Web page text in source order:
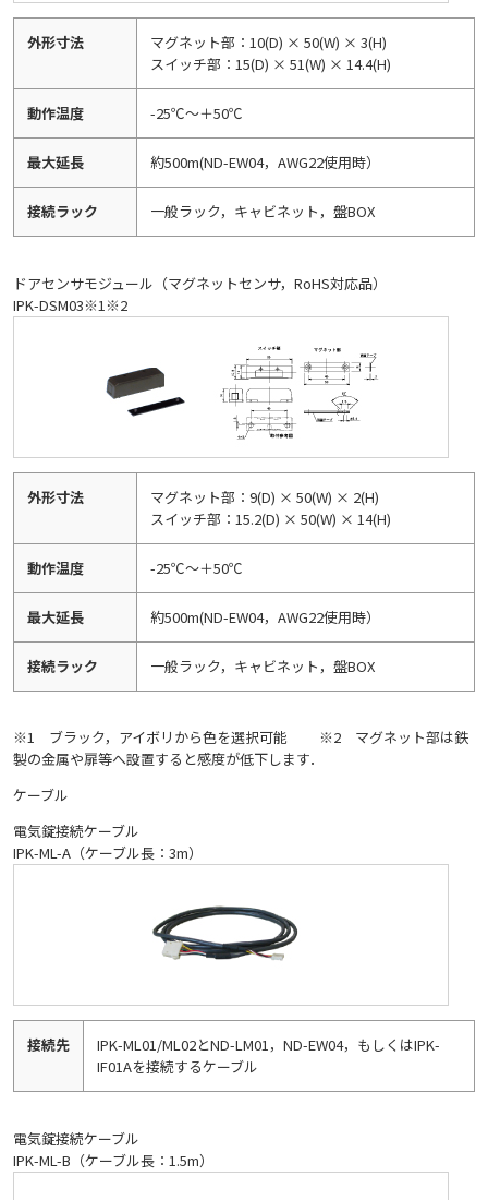
外形寸法
マグネット部：10(D) × 50(W) × 3(H)
スイッチ部：15(D) × 51(W) × 14.4(H)
動作温度 -25℃～＋50℃
最大延長 約500m(ND-EW04，AWG22使用時）
接続ラック 一般ラック，キャビネット，盤BOX
ドアセンサモジュール（マグネットセンサ，RoHS対応品）
IPK-DSM03※1※2
外形寸法
マグネット部：9(D) × 50(W) × 2(H)
スイッチ部：15.2(D) × 50(W) × 14(H)
動作温度 -25℃～＋50℃
最大延長 約500m(ND-EW04，AWG22使用時）
接続ラック 一般ラック，キャビネット，盤BOX
※1 ブラック，アイボリから色を選択可能 ※2 マグネット部は鉄
製の金属や扉等へ設置すると感度が低下します．
ケーブル
電気錠接続ケーブル
IPK-ML-A（ケーブル長：3m）
接続先
IPK-ML01/ML02とND-LM01，ND-EW04，もしくはIPK-
IF01Aを接続するケーブル
電気錠接続ケーブル
IPK-ML-B（ケーブル長：1.5m）